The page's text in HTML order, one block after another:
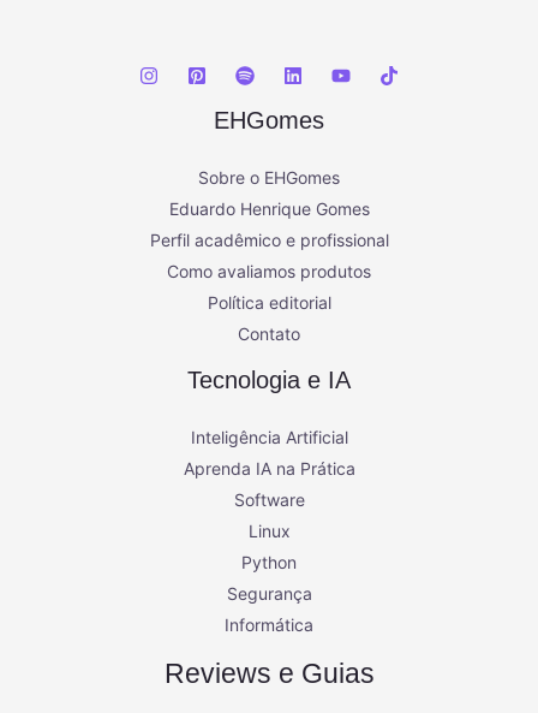
EHGomes
Sobre o EHGomes
Eduardo Henrique Gomes
Perfil acadêmico e profissional
Como avaliamos produtos
Política editorial
Contato
Tecnologia e IA
Inteligência Artificial
Aprenda IA na Prática
Software
Linux
Python
Segurança
Informática
Reviews e Guias